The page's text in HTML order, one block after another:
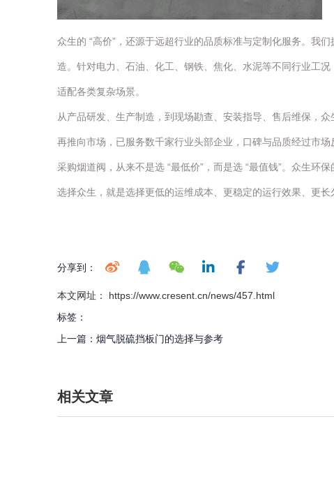
众生的 “高价”，还源于远超行业的品质标准与定制化服务。我
造。针对电力、石油、化工、钢铁、焦化、水泥等不同行业工
适配各类复杂场景。
从产品研发、生产制造，到现场勘查、安装指导、售后维保，
再推向市场，已服务数千家行业头部企业，口碑与品质经过市场
采购烟道阀，从来不是选 “最低价”，而是选 “最值钱”。众生环
选择众生，就是选择更低的运维成本、更稳定的运行效果、更长
分享到：
本文网址： https://www.cresent.cn/news/457.html
标签：
上一篇： 烟气脱硫挡板门的选择与参考
相关文章